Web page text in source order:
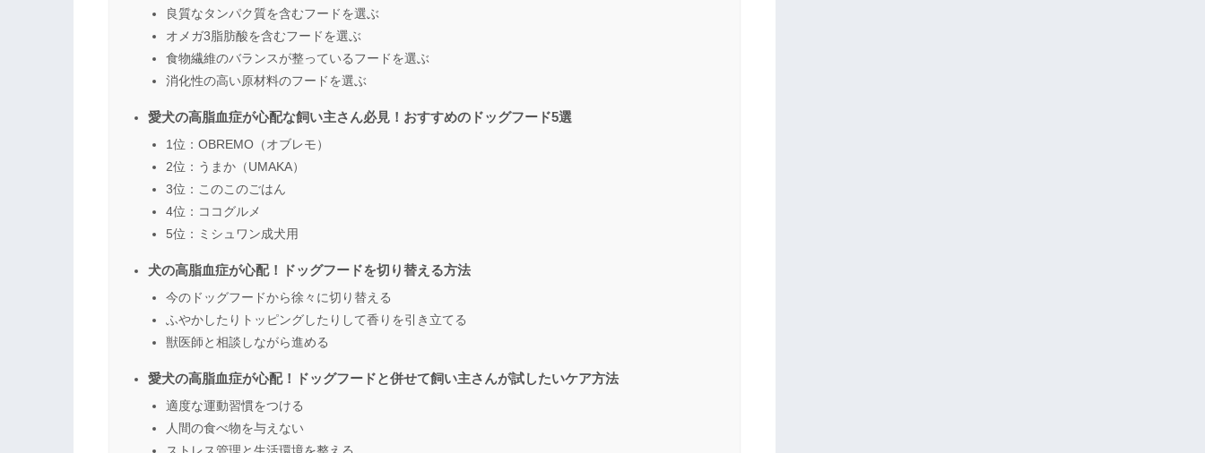
良質なタンパク質を含むフードを選ぶ
オメガ3脂肪酸を含むフードを選ぶ
食物繊維のバランスが整っているフードを選ぶ
消化性の高い原材料のフードを選ぶ
愛犬の高脂血症が心配な飼い主さん必見！おすすめのドッグフード5選
1位：OBREMO（オブレモ）
2位：うまか（UMAKA）
3位：このこのごはん
4位：ココグルメ
5位：ミシュワン成犬用
犬の高脂血症が心配！ドッグフードを切り替える方法
今のドッグフードから徐々に切り替える
ふやかしたりトッピングしたりして香りを引き立てる
獣医師と相談しながら進める
愛犬の高脂血症が心配！ドッグフードと併せて飼い主さんが試したいケア方法
適度な運動習慣をつける
人間の食べ物を与えない